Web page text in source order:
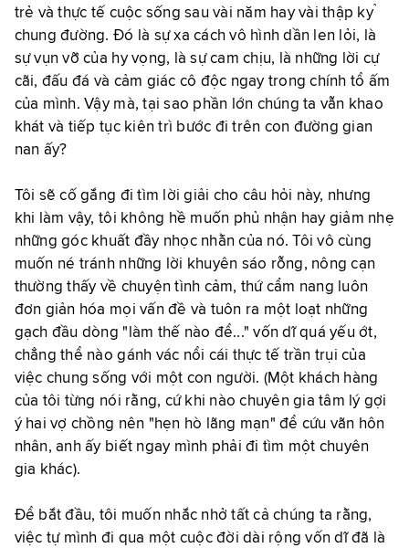
trẻ và thực tế cuộc sống sau vài năm hay vài thập kỷ
chung đường. Đó là sự xa cách vô hình dần len lỏi, là
sự vụn vỡ của hy vọng, là sự cam chịu, là những lời cự
cãi, đấu đá và cảm giác cô độc ngay trong chính tổ ấm
của mình. Vậy mà, tại sao phần lớn chúng ta vẫn khao
khát và tiếp tục kiên trì bước đi trên con đường gian
nan ấy?
Tôi sẽ cố gắng đi tìm lời giải cho câu hỏi này, nhưng
khi làm vậy, tôi không hề muốn phủ nhận hay giảm nhẹ
những góc khuất đầy nhọc nhằn của nó. Tôi vô cùng
muốn né tránh những lời khuyên sáo rỗng, nông cạn
thường thấy về chuyện tình cảm, thứ cẩm nang luôn
đơn giản hóa mọi vấn đề và tuôn ra một loạt những
gạch đầu dòng "làm thế nào để..." vốn dĩ quá yếu ớt,
chẳng thể nào gánh vác nổi cái thực tế trần trụi của
việc chung sống với một con người. (Một khách hàng
của tôi từng nói rằng, cứ khi nào chuyên gia tâm lý gợi
ý hai vợ chồng nên "hẹn hò lãng mạn" để cứu vãn hôn
nhân, anh ấy biết ngay mình phải đi tìm một chuyên
gia khác).
Để bắt đầu, tôi muốn nhắc nhở tất cả chúng ta rằng,
việc tự mình đi qua một cuộc đời dài rộng vốn dĩ đã là